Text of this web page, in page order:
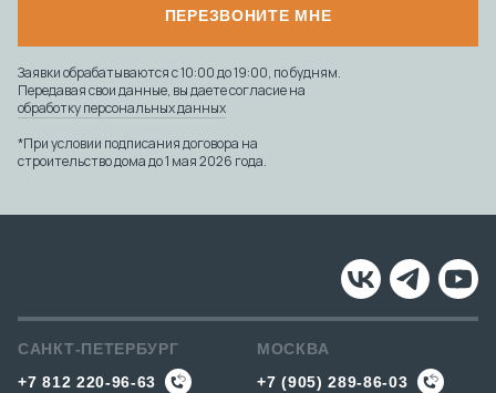
ПЕРЕЗВОНИТЕ МНЕ
Заявки обрабатываются с 10:00 до 19:00, по будням.
Передавая свои данные, вы даете согласие на
обработку персональных данных
*При условии подписания договора на
строительство дома до 1 мая 2026 года.
САНКТ-ПЕТЕРБУРГ
+7 812 220-96-63
МОСКВА
+7 (905) 289-86-03